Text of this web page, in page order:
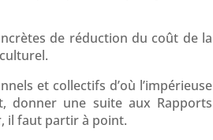
de réduction du coût de la
et collectifs d’où l’impérieuse
donner une suite aux Rapports
il faut partir à point.